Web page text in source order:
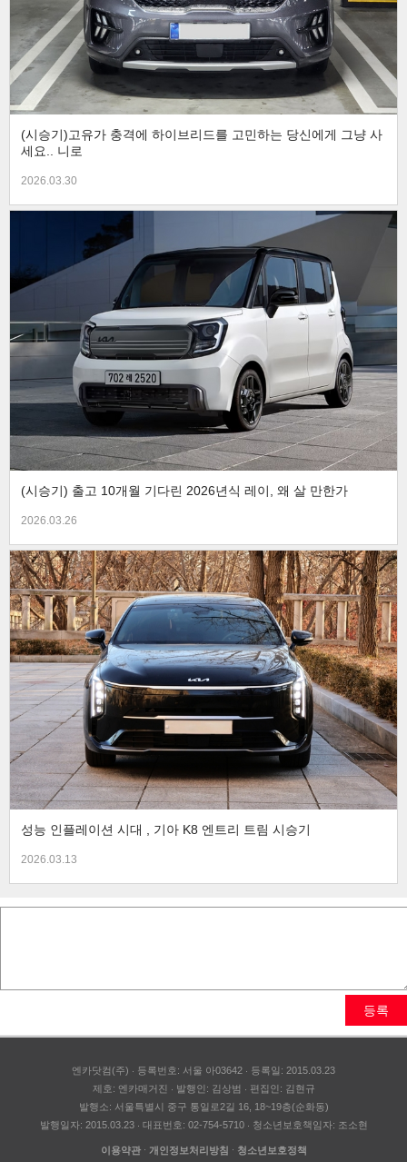
(시승기)고유가 충격에 하이브리드를 고민하는 당신에게 그냥 사
세요.. 니로
2026.03.30
(시승기) 출고 10개월 기다린 2026년식 레이, 왜 살 만한가
2026.03.26
성능 인플레이션 시대 , 기아 K8 엔트리 트림 시승기
2026.03.13
등록
엔카닷컴(주) 등록번호: 서울 아03642
등록일: 2015.03.23
제호: 엔카매거진
발행인: 김상범
편집인: 김현규
발행소: 서울특별시 중구 통일로2길 16, 18~19층(순화동)
발행일자: 2015.03.23
대표번호: 02-754-5710 청소년보호책임자: 조소현
이용약관 개인정보처리방침 청소년보호정책